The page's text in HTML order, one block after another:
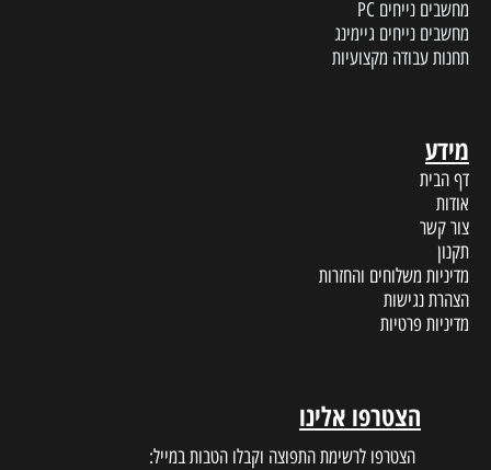
מחשבים נייחים PC
מחשבים נייחים גיימינג
תחנות עבודה מקצועיות
מידע
דף הבית
אודות
צור קשר
תקנון
מדיניות משלוחים והחזרות
הצהרת נגישות
מדיניות פרטיות
הצטרפו אלינו
הצטרפו לרשימת התפוצה וקבלו הטבות במייל: